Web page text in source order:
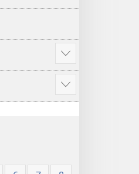
Show
more
Show
more